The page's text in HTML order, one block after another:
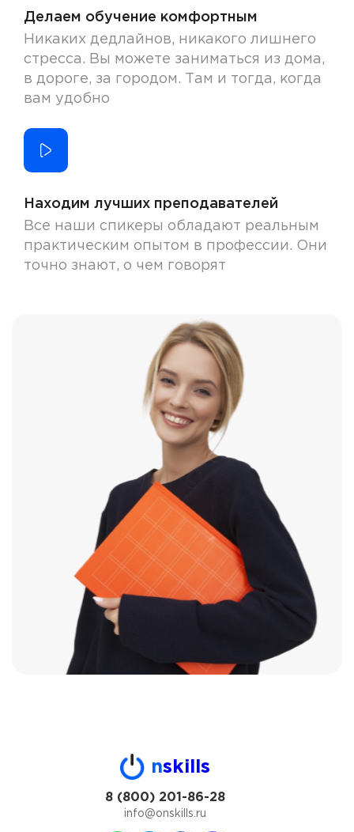
Делаем обучение комфортным
Никаких дедлайнов, никакого лишнего
стресса. Вы можете заниматься из дома,
в дороге, за городом. Там и тогда, когда
вам удобно
Находим лучших преподавателей
Все наши спикеры обладают реальным
практическим опытом в профессии. Они
точно знают, о чем говорят
nskills
8 (800) 201-86-28
info@onskills.ru